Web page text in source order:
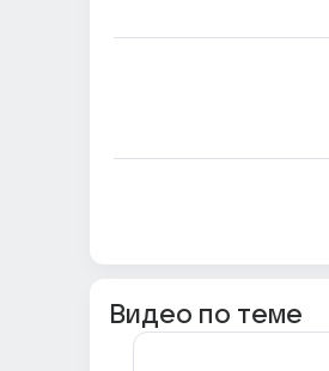
Видео по теме